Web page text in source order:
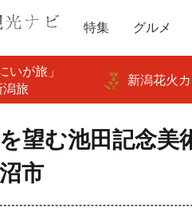
特集 グルメ
いが旅」
潟旅
新潟花火
望む池田記念
市